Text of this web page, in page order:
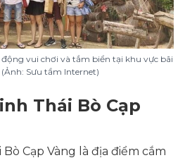
vui chơi và tắm biển tại khu vực bãi
(Ảnh: Sưu tầm Internet)
Thái Bò Cạp
Cạp Vàng là địa điểm cắm